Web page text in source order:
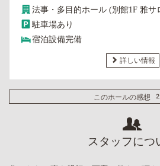
法事・多目的ホール (別館1F 雅サ
駐車場あり
宿泊設備完備
詳しい情報
このホールの感想
スタッフにつ